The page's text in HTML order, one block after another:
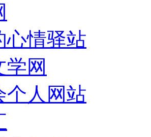
心情驿站
学网
个人网站